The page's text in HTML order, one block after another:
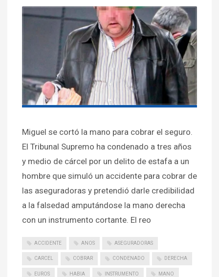
Miguel se cortó la mano para cobrar el seguro.
El Tribunal Supremo ha condenado a tres años
y medio de cárcel por un delito de estafa a un
hombre que simuló un accidente para cobrar de
las aseguradoras y pretendió darle credibilidad
a la falsedad amputándose la mano derecha
con un instrumento cortante. El reo
ACCIDENTE ANOS ASEGURADORAS
CARCEL COBRAR CONDENADO DERECHA
EUROS HABIA INSTRUMENTO MANO